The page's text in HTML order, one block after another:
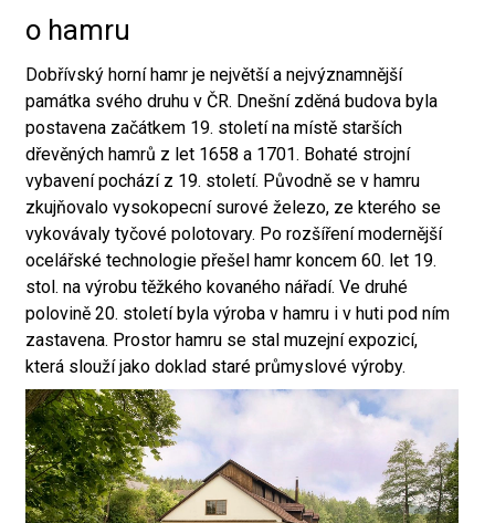
o hamru
Dobřívský horní hamr je největší a nejvýznamnější
památka svého druhu v ČR. Dnešní zděná budova byla
postavena začátkem 19. století na místě starších
dřevěných hamrů z let 1658 a 1701. Bohaté strojní
vybavení pochází z 19. století. Původně se v hamru
zkujňovalo vysokopecní surové železo, ze kterého se
vykovávaly tyčové polotovary. Po rozšíření modernější
ocelářské technologie přešel hamr koncem 60. let 19.
stol. na výrobu těžkého kovaného nářadí. Ve druhé
polovině 20. století byla výroba v hamru i v huti pod ním
zastavena. Prostor hamru se stal muzejní expozicí,
která slouží jako doklad staré průmyslové výroby.